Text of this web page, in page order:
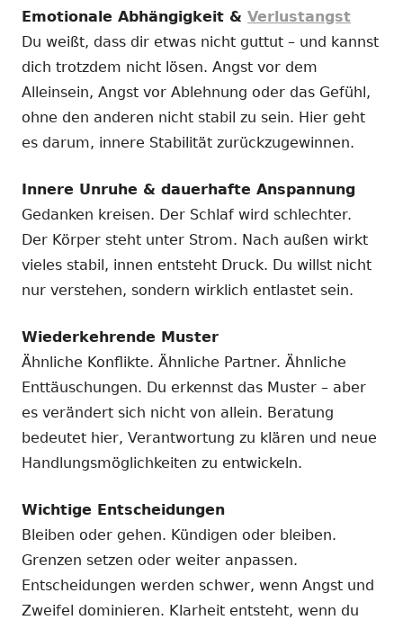
Emotionale Abhängigkeit & Verlustangst
Du weißt, dass dir etwas nicht guttut – und kannst
dich trotzdem nicht lösen. Angst vor dem
Alleinsein, Angst vor Ablehnung oder das Gefühl,
ohne den anderen nicht stabil zu sein. Hier geht
es darum, innere Stabilität zurückzugewinnen.
Innere Unruhe & dauerhafte Anspannung
Gedanken kreisen. Der Schlaf wird schlechter.
Der Körper steht unter Strom. Nach außen wirkt
vieles stabil, innen entsteht Druck. Du willst nicht
nur verstehen, sondern wirklich entlastet sein.
Wiederkehrende Muster
Ähnliche Konflikte. Ähnliche Partner. Ähnliche
Enttäuschungen. Du erkennst das Muster – aber
es verändert sich nicht von allein. Beratung
bedeutet hier, Verantwortung zu klären und neue
Handlungsmöglichkeiten zu entwickeln.
Wichtige Entscheidungen
Bleiben oder gehen. Kündigen oder bleiben.
Grenzen setzen oder weiter anpassen.
Entscheidungen werden schwer, wenn Angst und
Zweifel dominieren. Klarheit entsteht, wenn du